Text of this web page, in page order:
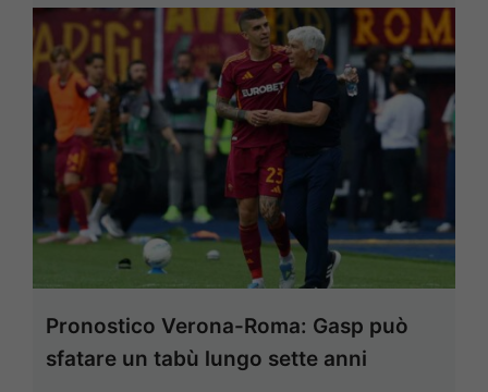
Pronostico Verona-Roma: Gasp può
sfatare un tabù lungo sette anni